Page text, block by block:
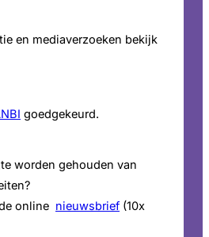
en mediaverzoeken bekijk
goedgekeurd.
worden gehouden van
online nieuwsbrief (10x